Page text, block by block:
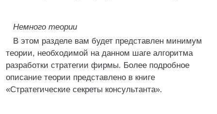
Немного теории
В этом разделе вам будет представлен минимум
теории, необходимой на данном шаге алгоритма
разработки стратегии фирмы. Более подробное
описание теории представлено в книге
«Стратегические секреты консультанта».